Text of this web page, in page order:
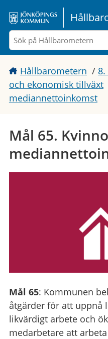
Gå direkt till sidans
Hållbarometern /
och ekonomisk tillväxt
mediannettoinkomst
Mål 65.
Mål 65: Kommunen
åtgärder för att uppnå
likvärdigt arbete och
medarbetare att